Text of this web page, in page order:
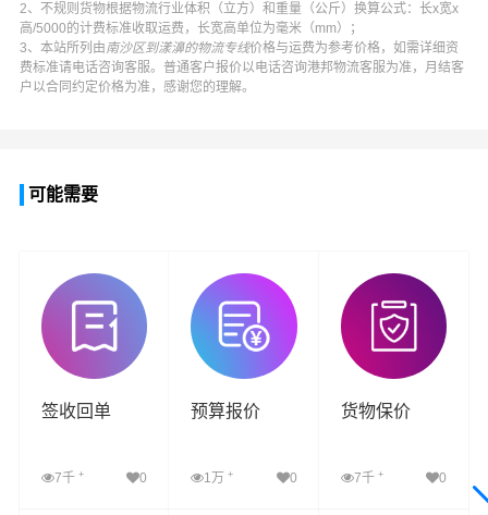
2、不规则货物根据物流行业体积（立方）和重量（公斤）换算公式：长x宽x
高/5000的计费标准收取运费，长宽高单位为毫米（mm）；
3、本站所列由南沙区到漾濞的物流专线价格与运费为参考价格，如需详细资
费标准请电话咨询客服。普通客户报价以电话咨询港邦物流客服为准，月结客
户以合同约定价格为准，感谢您的理解。
可能需要
签收回单
7千 + 0
预算报价
1万+ 0
货物保价
7千 + 0